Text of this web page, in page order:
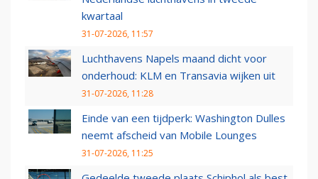
kwartaal
31-07-2026, 11:57
Luchthavens Napels maand dicht voor
onderhoud: KLM en Transavia wijken uit
31-07-2026, 11:28
Einde van een tijdperk: Washington Dulles
neemt afscheid van Mobile Lounges
31-07-2026, 11:25